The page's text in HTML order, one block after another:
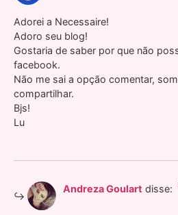
Adorei a Necessaire!
Adoro seu blog!
Gostaria de saber por que não
facebook.
Não me sai a opção comentar,
compartilhar.
Bjs!
Lu
Andreza Goulart disse: